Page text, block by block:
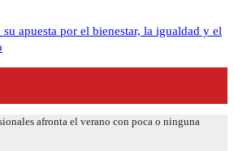
apuesta por el bienestar, la igualdad y el
afronta el verano con poca o ninguna